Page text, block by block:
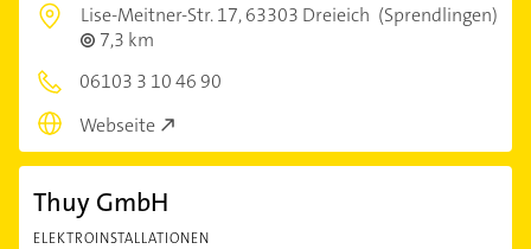
Lise-Meitner-Str. 17,63303 Dreieich (Sprendlingen)
7,3 km
06103 3 10 46 90
Webseite
Thuy GmbH
ELEKTROINSTALLATIONEN